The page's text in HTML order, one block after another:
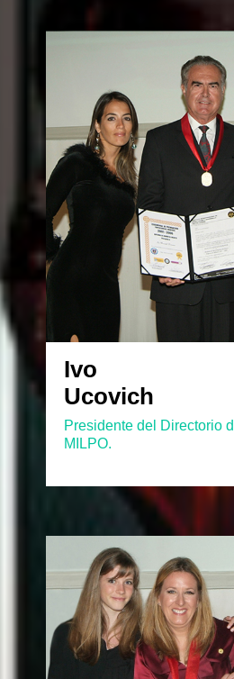
Ivo
Ucovich
Presidente del Directorio
MILPO.